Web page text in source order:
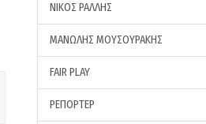
ΝΙΚΟΣ ΡΑΛΛΗΣ
ΜΑΝΩΛΗΣ ΜΟΥΣΟΥΡΑΚΗΣ
FAIR PLAY
ΡΕΠΟΡΤΕΡ